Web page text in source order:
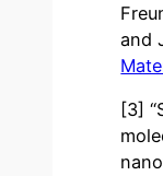
and
[3]